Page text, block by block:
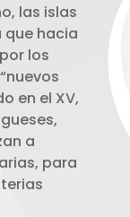
las islas
que hacia
los
en el XV,
a
para